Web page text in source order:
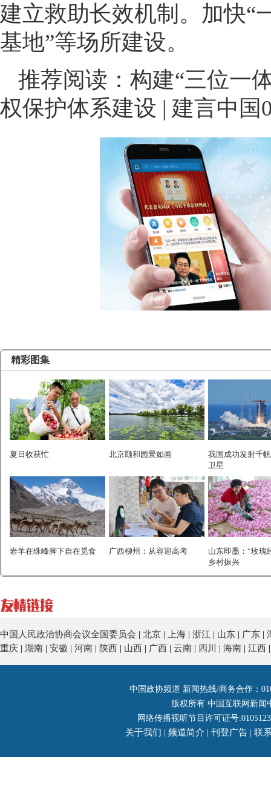
建立救助长效机制。加快“
基地”等场所建设。
推荐阅读： 构建“三位一
权保护体系建设 | 建言中国